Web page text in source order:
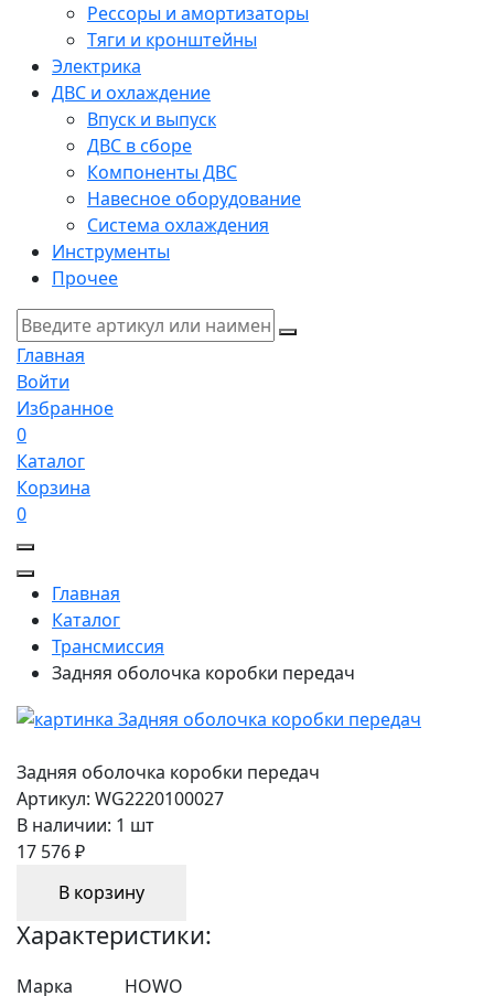
Рессоры и амортизаторы
Тяги и кронштейны
Электрика
ДВС и охлаждение
Впуск и выпуск
ДВС в сборе
Компоненты ДВС
Навесное оборудование
Система охлаждения
Инструменты
Прочее
Главная
Войти
Избранное
0
Каталог
Корзина
0
Главная
Каталог
Трансмиссия
Задняя оболочка коробки передач
Задняя оболочка коробки передач
Артикул: WG2220100027
В наличии: 1 шт
17 576 ₽
В корзину
Характеристики:
Марка
HOWO